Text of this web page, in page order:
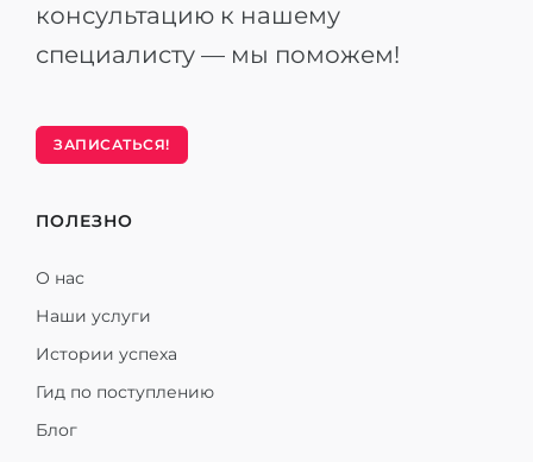
консультацию к нашему
специалисту — мы поможем!
ЗАПИСАТЬСЯ!
ПОЛЕЗНО
О нас
Наши услуги
Истории успеха
Гид по поступлению
Блог